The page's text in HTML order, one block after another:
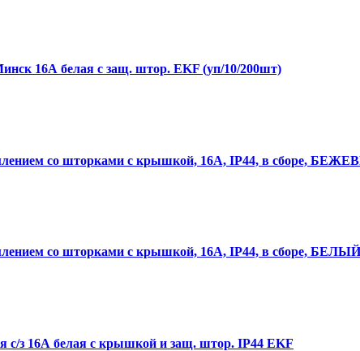
16А белая с защ. штор. EKF (уп/10/200шт)
со шторками с крышкой, 16А, IP44, в сборе,
со шторками с крышкой, 16А, IP44, в сборе, БЕЛЫЙ
с/з 16А белая с крышкой и защ. штор. IP44 EKF